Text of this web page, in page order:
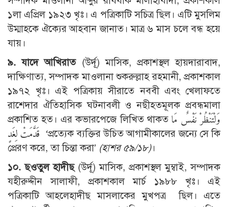
১লা এপ্রিল ১৯২৩ খৃঃ। এ পত্রিকাটি সচিত্র ছিল। এটি মুসলিম
উম্মাহকে ঐক্যের আহবান জানাত। মাত্র ৬ মাস চলে বন্ধ হয়ে
যায়।
৯. যাদে আখিরাত(উর্দূ) মাসিক, প্রকাশস্থল হায়দারাবাদ,
দাক্ষিণাত্য, সম্পাদক মাওলানা শুকরুল্লাহ রহমানী, প্রকাশকাল
১৯৭২ খৃঃ। এই পত্রিকায় সীরাতে নববী এবং খেলাফতে
রাশেদার ঐতিহাসিক ঘটনাবলী ও নছীহতমূলক প্রবন্ধমালা
প্রকাশিত হত। এর কভারপেজে লিখিত থাকত وَلْتَنْظُرْ نَفْسٌ مَا
قَدَّمَتْ لِغَدٍ ‘প্রত্যেক ব্যক্তির উচিত আগামীকালের জন্যে সে কি
প্রেরণ করে, তা চিন্তা করা’ (হাশর ৫৯/১৮)।
১০. ছওতুল হাদীছ(উর্দূ) মাসিক, প্রকাশস্থল মুম্বাই, সম্পাদক
যহীরুদ্দীন সালাফী, প্রকাশকাল মার্চ ১৯৮৮ খৃঃ। এই
পত্রিকাটি আহলেহাদীছ মাসলাকের মুখপত্র ছিল। এতে